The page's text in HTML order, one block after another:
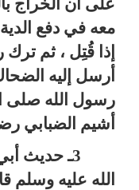
معه في دفع الدية
إذا قُتِل ، ثم
أرسل إليه
رسول الله صلى
أشيم الضبابي
3ـ حديث أبي هريرة
الله عليه وسلم